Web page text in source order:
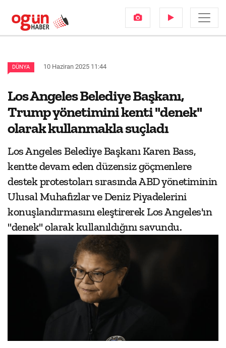
DÜNYA 10 Haziran 2025 11:44
Los Angeles Belediye Başkanı,
Trump yönetimini kenti "denek"
olarak kullanmakla suçladı
Los Angeles Belediye Başkanı Karen Bass,
kentte devam eden düzensiz göçmenlere
destek protestoları sırasında ABD yönetiminin
Ulusal Muhafızlar ve Deniz Piyadelerini
konuşlandırmasını eleştirerek Los Angeles'ın
"denek" olarak kullanıldığını savundu.